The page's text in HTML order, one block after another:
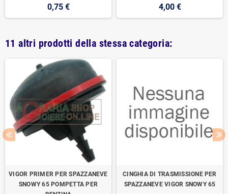
0,75 € 4,00 €
11 altri prodotti della stessa categoria:
VIGOR PRIMER PER SPAZZANEVE
SNOWY 65 POMPETTA PER
CINGHIA DI TRASMISSIONE PER
SPAZZANEVE VIGOR SNOWY 65